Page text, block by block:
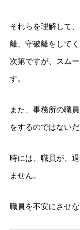
それらを理解して
離、守破離をして
次第ですが、スム
す。
また、事務所の職
をするのではない
時には、職員が、
ません。
職員を不安にさせ